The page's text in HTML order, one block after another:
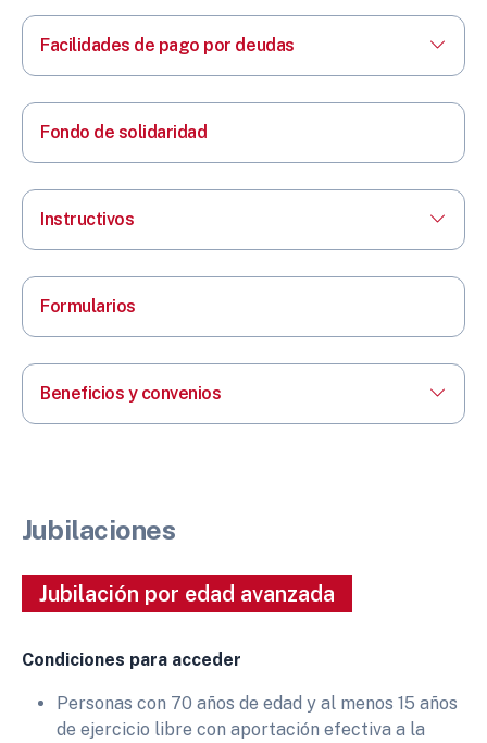
Facilidades de pago por deudas
Fondo de solidaridad
Instructivos
Formularios
Beneficios y convenios
Jubilaciones
Jubilación por edad avanzada
Condiciones para acceder
Personas con 70 años de edad y al menos 15 años
de ejercicio libre con aportación efectiva a la